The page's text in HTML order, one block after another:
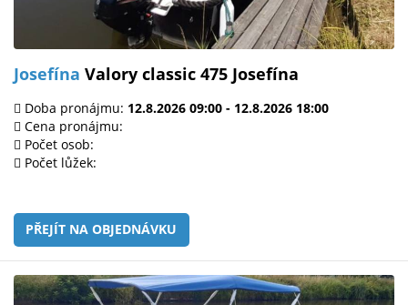
Josefína Valory classic 475 Josefína
Doba pronájmu: 12.8.2026 09:00 - 12.8.2026 18:00
Cena pronájmu:
Počet osob:
Počet lůžek:
PŘEJÍT NA OBJEDNÁVKU